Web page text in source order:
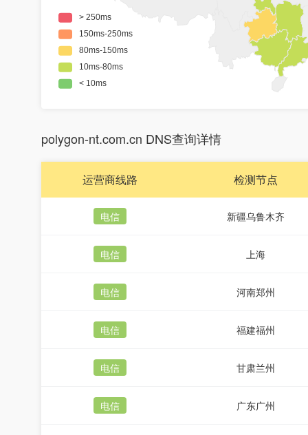
polygon-nt.com.cn DNS查询详情
运营商线路 检测节点
电信 新疆乌鲁木齐
电信 上海
电信 河南郑州
电信 福建福州
电信 甘肃兰州
电信 广东广州